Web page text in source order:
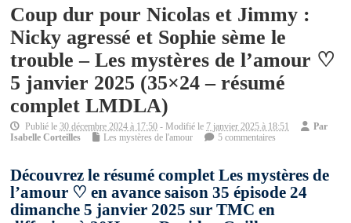
Coup dur pour Nicolas et Jimmy :
Nicky agressé et Sophie sème le
trouble – Les mystères de l’amour ♡
5 janvier 2025 (35×24 – résumé
complet LMDLA)
Publié le30 décembre 2024 à 17:50 - Modifié le 7 janvier 2025 à 18:51
Par
Isabelle Corteilles
Les mystères de l'amour 5 commentaires
Découvrez le résumé complet Les mystères de
l’amour ♡ en avance saison 35 épisode 24
dimanche 5 janvier 2025 sur TMC en